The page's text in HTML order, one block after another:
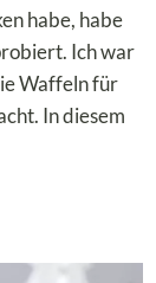
habe, habe
Ich war
Waffeln für
In diesem